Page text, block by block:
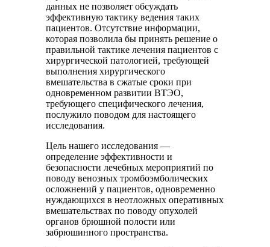
данных не позволяет обсуждать
эффективную тактику ведения таких
пациентов. Отсутствие информации,
которая позволила бы принять решение о
правильной тактике лечения пациентов с
хирургической патологией, требующей
выполнения хирургического
вмешательства в сжатые сроки при
одновременном развитии ВТЭО,
требующего специфического лечения,
послужило поводом для настоящего
исследования.
Цель нашего исследования —
определение эффективности и
безопасности лечебных мероприятий по
поводу венозных тромбоэмболических
осложнений у пациентов, одновременно
нуждающихся в неотложных оперативных
вмешательствах по поводу опухолей
органов брюшной полости или
забрюшинного пространства.